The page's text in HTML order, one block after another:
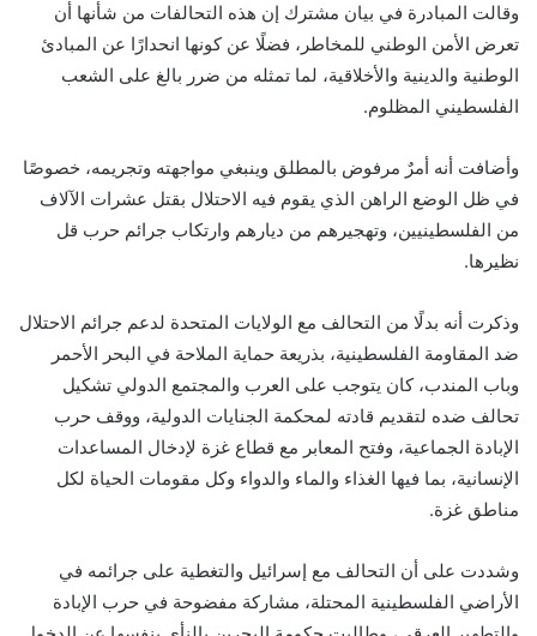
وقالت المبادرة في بيان مشترك إن هذه التحالفات من شأنها أن
تعرض الأمن الوطني للمخاطر، فضلًا عن كونها انحدارًا عن المبادئ
الوطنية والدينية والأخلاقية، لما تمثله من ضرر بالغ على الشعب
الفلسطيني المظلوم.
وأضافت أنه أمرٌ مرفوض بالمطلق وينبغي مواجهته وتجريمه، خصوصًا
في ظل الوضع الراهن الذي يقوم فيه الاحتلال بقتل عشرات الآلاف
من الفلسطينيين، وتهجيرهم من ديارهم وارتكاب جرائم حرب قل
نظيرها.
وذكرت أنه بدلًا من التحالف مع الولايات المتحدة لدعم جرائم الاحتلال
ضد المقاومة الفلسطينية، بذريعة حماية الملاحة في البحر الأحمر
وباب المندب، كان يتوجب على العرب والمجتمع الدولي تشكيل
تحالف ضده لتقديم قادته لمحكمة الجنايات الدولية، ووقف حرب
الإبادة الجماعية، وفتح المعابر مع قطاع غزة لإدخال المساعدات
الإنسانية، بما فيها الغذاء والماء والدواء وكل مقومات الحياة لكل
مناطق غزة.
وشددت على أن التحالف مع إسرائيل والتغطية على جرائمه في
الأراضي الفلسطينية المحتلة، مشاركة مفضوحة في حرب الإبادة